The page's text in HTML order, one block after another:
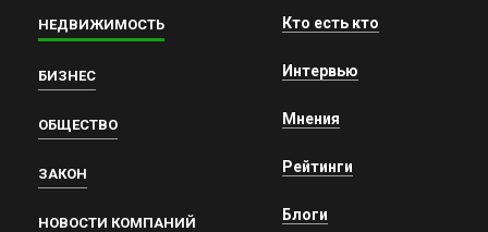
НЕДВИЖИМОСТЬ
БИЗНЕС
ОБЩЕСТВО
ЗАКОН
НОВОСТИ КОМПАНИЙ
Кто есть кто
Интервью
Мнения
Рейтинги
Блоги